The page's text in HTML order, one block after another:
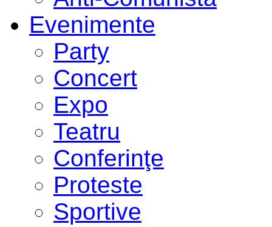
Evenimente
Party
Concert
Expo
Teatru
Conferinţe
Proteste
Sportive